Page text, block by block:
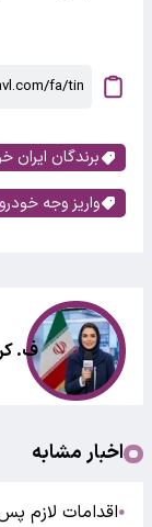
برندگان ایران
واریز وجه خودرو
ف.
اخبار مشابه
●اقدامات لازم